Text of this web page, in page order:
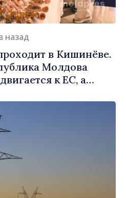
назад
в Кишинёве.
Молдова
к ЕС, а
этого пути»